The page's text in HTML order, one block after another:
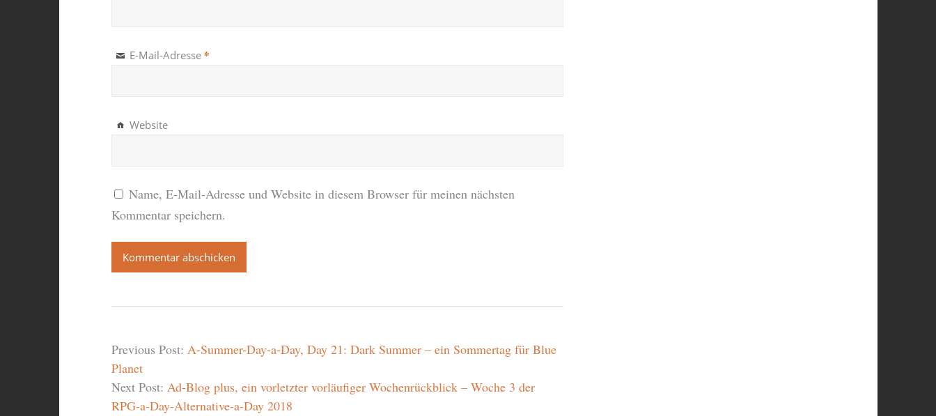
E-Mail-Adresse *
Website
Name, E-Mail-Adresse und Website in diesem Browser für meinen nächsten
Kommentar speichern.
Previous Post: A-Summer-Day-a-Day, Day 21: Dark Summer – ein Sommertag für Blue
Planet
Next Post: Ad-Blog plus, ein vorletzter vorläufiger Wochenrückblick – Woche 3 der
RPG-a-Day-Alternative-a-Day 2018